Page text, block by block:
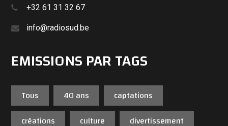
+32 61 31 32 67
info@radiosud.be
EMISSIONS PAR TAGS
Tous 40 ans
captations
créations
culture
divertissement